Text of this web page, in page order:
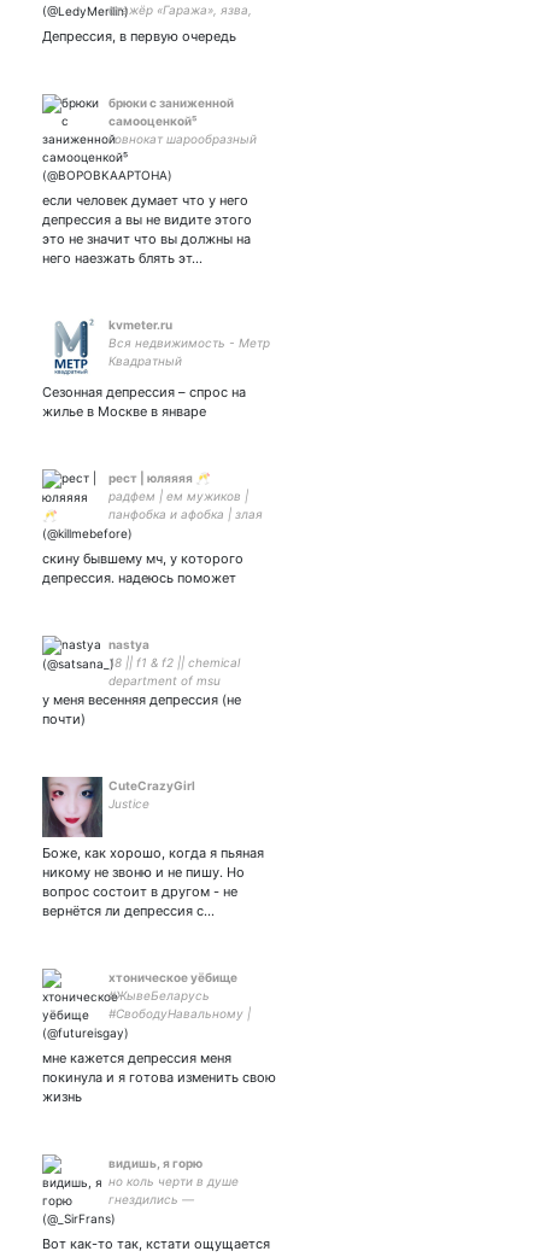
стажёр «Гаража», язва,
Депрессия, в первую очередь
брюки с заниженной
самооценкой⁵
говнокат шарообразный
если человек думает что у него
депрессия а вы не видите этого
это не значит что вы должны на
него наезжать блять эт…
kvmeter.ru
Вся недвижимость - Метр
Квадратный
Сезонная депрессия – спрос на
жилье в Москве в январе
рест | юляяяя 🥂
радфем | ем мужиков |
панфобка и афобка | злая
терфка |
скину бывшему мч, у которого
депрессия. надеюсь поможет
nastya
18 || f1 & f2 || chemical
department of msu
у меня весенняя депрессия (не
почти)
CuteCrazyGirl
Justice
Боже, как хорошо, когда я пьяная
никому не звоню и не пишу. Но
вопрос состоит в другом - не
вернётся ли депрессия с…
хтоническое уёбище
#ЖывеБеларусь
#СвободуНавальному |
самые радостные пойдут
мне кажется депрессия меня
покинула и я готова изменить свою
жизнь
видишь, я горю
но коль черти в душе
гнездились —
значит, ангелы жили в ней
двора • сомнительная
Вот как-то так, кстати ощущается